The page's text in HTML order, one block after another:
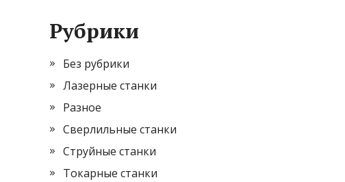
Рубрики
Без рубрики
Лазерные станки
Разное
Сверлильные станки
Струйные станки
Токарные станки